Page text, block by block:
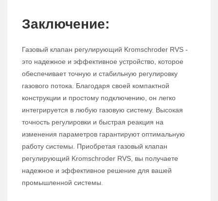
Заключение:
Газовый клапан регулирующий Kromschroder RVS -
это надежное и эффективное устройство, которое
обеспечивает точную и стабильную регулировку
газового потока. Благодаря своей компактной
конструкции и простому подключению, он легко
интегрируется в любую газовую систему. Высокая
точность регулировки и быстрая реакция на
изменения параметров гарантируют оптимальную
работу системы. Приобретая газовый клапан
регулирующий Kromschroder RVS, вы получаете
надежное и эффективное решение для вашей
промышленной системы.